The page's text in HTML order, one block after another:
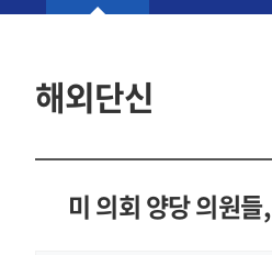
해외단신
미 의회 양당 의원